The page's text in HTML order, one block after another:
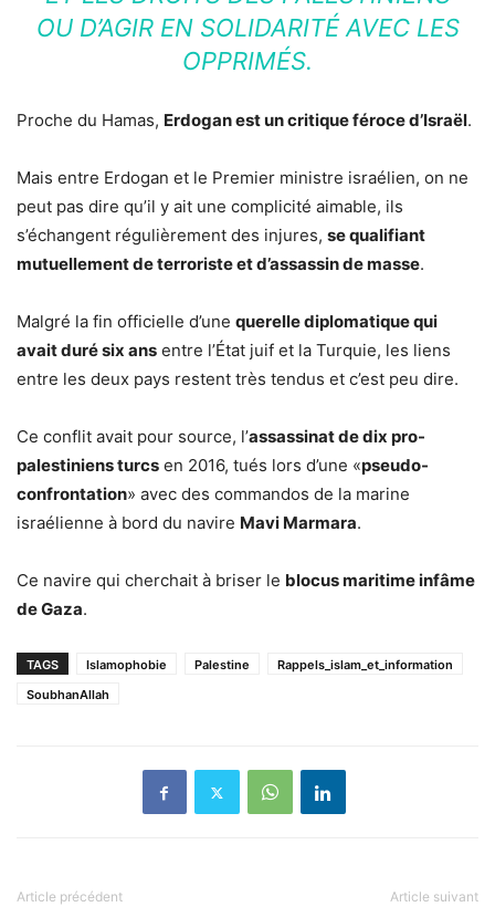
OU D’AGIR EN SOLIDARITÉ AVEC LES
OPPRIMÉS.
Proche du Hamas, Erdogan est un critique féroce d’Israël.
Mais entre Erdogan et le Premier ministre israélien, on ne
peut pas dire qu’il y ait une complicité aimable, ils
s’échangent régulièrement des injures, se qualifiant
mutuellement de terroriste et d’assassin de masse.
Malgré la fin officielle d’une querelle diplomatique qui
avait duré six ans entre l’État juif et la Turquie, les liens
entre les deux pays restent très tendus et c’est peu dire.
Ce conflit avait pour source, l’assassinat de dix pro-
palestiniens turcs en 2016, tués lors d’une «pseudo-
confrontation» avec des commandos de la marine
israélienne à bord du navire Mavi Marmara.
Ce navire qui cherchait à briser le blocus maritime infâme
de Gaza.
TAGS Islamophobie Palestine
Rappels_islam_et_information
SoubhanAllah
Article précédent Article suivant